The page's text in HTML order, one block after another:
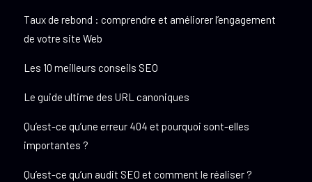
Taux de rebond : comprendre et améliorer l’engagement
de votre site Web
Les 10 meilleurs conseils SEO
Le guide ultime des URL canoniques
Qu’est-ce qu’une erreur 404 et pourquoi sont-elles
importantes ?
Qu’est-ce qu’un audit SEO et comment le réaliser ?